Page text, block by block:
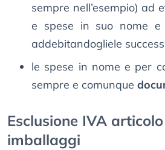
sempre nell’esempio) ad
e spese in suo nome e
addebitandogliele
le spese in nome e per
sempre e comunque
Esclusione IVA
imballaggi